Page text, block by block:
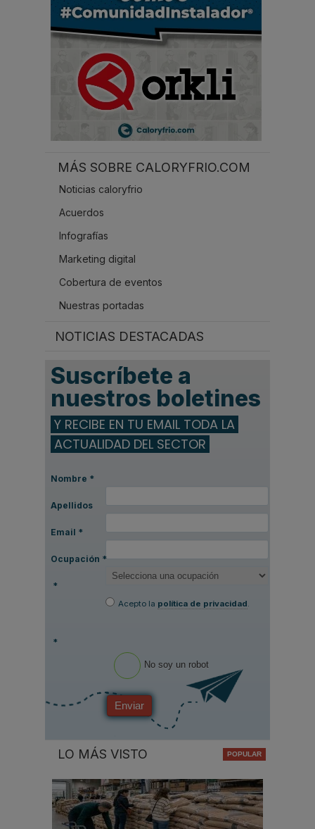
MÁS SOBRE CALORYFRIO.COM
Noticias caloryfrio
Acuerdos
Infografías
Marketing digital
Cobertura de eventos
Nuestras portadas
NOTICIAS DESTACADAS
Suscríbete a
nuestros boletines
Y RECIBE EN TU EMAIL TODA LA
ACTUALIDAD DEL SECTOR
Nombre *
Apellidos
Email *
Ocupación *
*
Acepto la política de privacidad.
*
No soy un robot
Enviar
LO MÁS VISTO